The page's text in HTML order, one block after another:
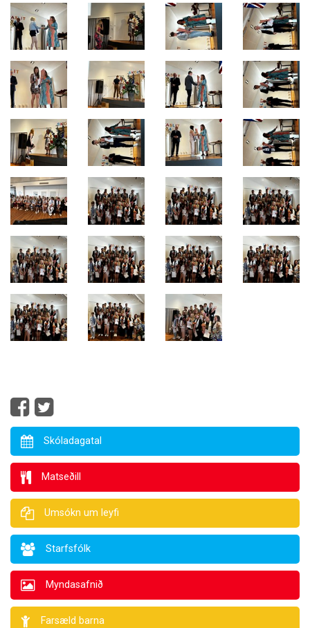
Skóladagatal
Matseðill
Umsókn um leyfi
Starfsfólk
Myndasafnið
Farsæld barna